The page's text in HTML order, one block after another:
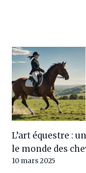
L’art équestre :
le monde des
10 mars 2025